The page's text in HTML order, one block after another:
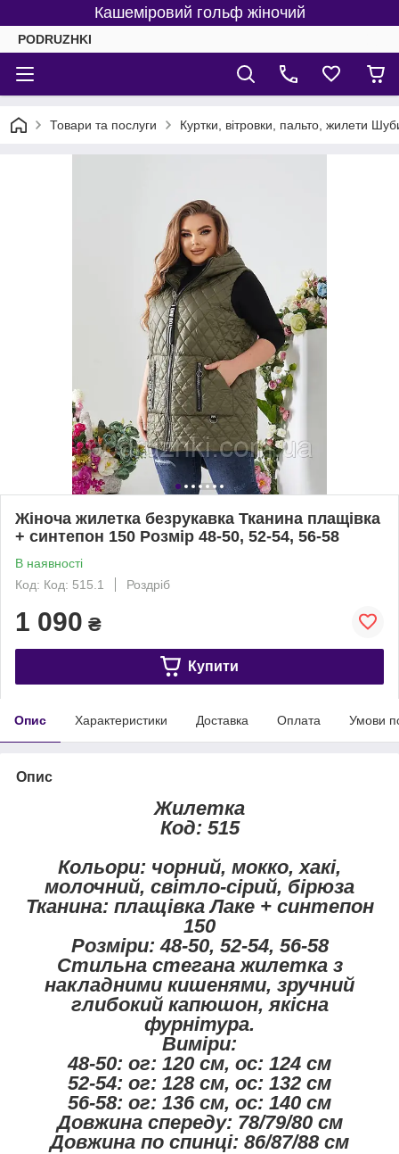
Кашеміровий гольф жіночий
PODRUZHKI
Товари та послуги Куртки, вітровки, пальто, жилети
Жіноча жилетка безрукавка Тканина плащівка
+ синтепон 150 Розмір 48-50, 52-54, 56-58
В наявності
Код: Код: 515.1
Роздріб
1 090 ₴
Купити
Опис Характеристики Доставка Оплата Умови
Опис
Жилетка
Код: 515
Кольори: чорний, мокко, хакі,
молочний, світло-сірий, бірюза
Тканина: плащівка Лаке + синтепон
150
Розміри: 48-50, 52-54, 56-58
Стильна стегана жилетка з
накладними кишенями, зручний
глибокий капюшон, якісна
фурнітура.
Виміри:
48-50: ог: 120 см, ос: 124 см
52-54: ог: 128 см, ос: 132 см
56-58: ог: 136 см, ос: 140 см
Довжина спереду: 78/79/80 см
Довжина по спинці: 86/87/88 см